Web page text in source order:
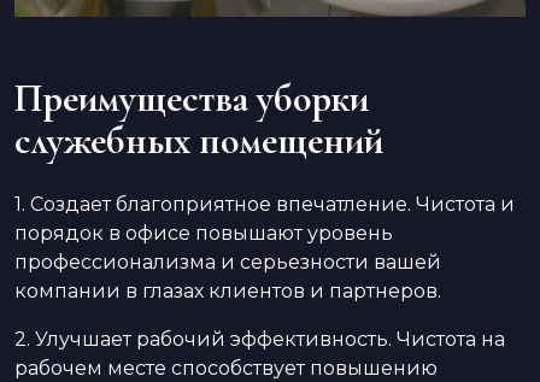
Преимущества уборки
служебных помещений
1. Создает благоприятное впечатление. Чистота и
порядок в офисе повышают уровень
профессионализма и серьезности вашей
компании в глазах клиентов и партнеров.
2. Улучшает рабочий эффективность. Чистота на
рабочем месте способствует повышению